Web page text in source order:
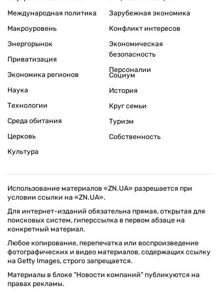
Международная политика
Макроуровень
Энергорынок
Приватизация
Экономика регионов
Зарубежная экономика
Конфликт интересов
Экономическая
безопасность
Персоналии
Наука
Технологии
Среда обитания
Церковь
Культура
Социум
История
Круг семьи
Туризм
Собственность
Использование материалов «ZN.UA» разрешается при
условии ссылки на «ZN.UA».
Для интернет-изданий обязательна прямая, открытая для
поисковых систем, гиперссылка в первом абзаце на
конкретный материал.
Любое копирование, перепечатка или воспроизведение
фотографических и видео материалов, содержащих ссылку
на Getty Images, строго запрещается.
Материалы в блоке "Новости компаний" публикуются на
правах рекламы.